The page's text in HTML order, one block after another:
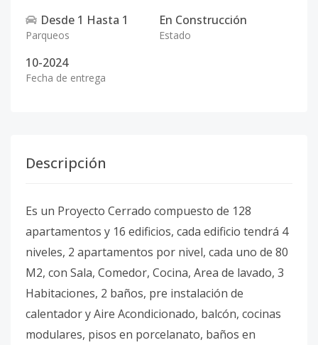
Desde 1 Hasta 1
Parqueos
En Construcción
Estado
10-2024
Fecha de entrega
Descripción
Es un Proyecto Cerrado compuesto de 128
apartamentos y 16 edificios, cada edificio tendrá 4
niveles, 2 apartamentos por nivel, cada uno de 80
M2, con Sala, Comedor, Cocina, Area de lavado, 3
Habitaciones, 2 baños, pre instalación de
calentador y Aire Acondicionado, balcón, cocinas
modulares, pisos en porcelanato, baños en